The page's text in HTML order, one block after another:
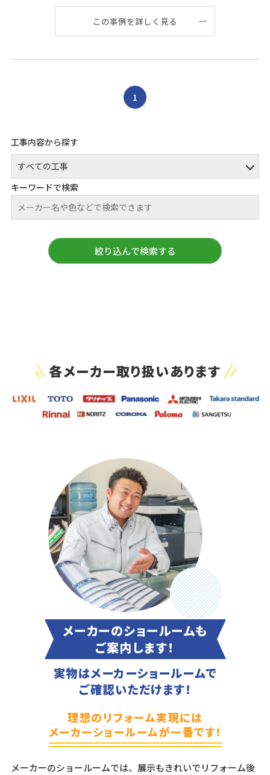
から、上品で落ち着きのあるドア
この事例を詳しく見る
1
工事内容から探す
キーワードで検索
各メーカー取り扱いあります
メーカーのショールームも
ご案内します！
実物はメーカーショールームで
ご確認いただけます！
理想のリフォーム実現には
メーカーショールームが一番です！
メーカーのショールームでは、展示もきれいでリフォーム後